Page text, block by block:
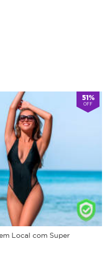
51%
OFF
Local com Super